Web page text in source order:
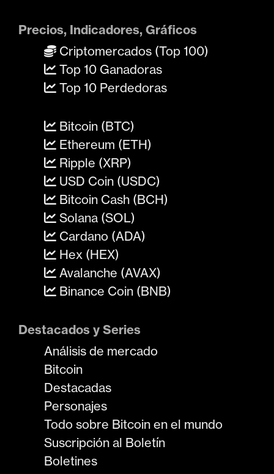
Precios, Indicadores, Gráficos
Criptomercados (Top 100)
Top 10 Ganadoras
Top 10 Perdedoras
Bitcoin (BTC)
Ethereum (ETH)
Ripple (XRP)
USD Coin (USDC)
Bitcoin Cash (BCH)
Solana (SOL)
Cardano (ADA)
Hex (HEX)
Avalanche (AVAX)
Binance Coin (BNB)
Destacados y Series
Análisis de mercado
Bitcoin
Destacadas
Personajes
Todo sobre Bitcoin en el mundo
Suscripción al Boletín
Boletines